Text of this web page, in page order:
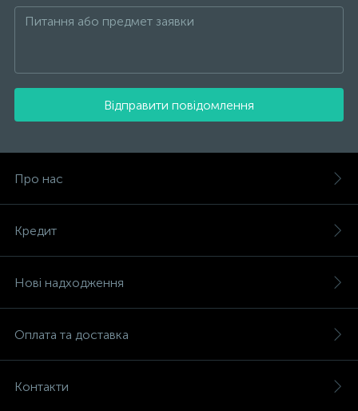
Відправити повідомлення
Про нас
Кредит
Нові надходження
Оплата та доставка
Контакти